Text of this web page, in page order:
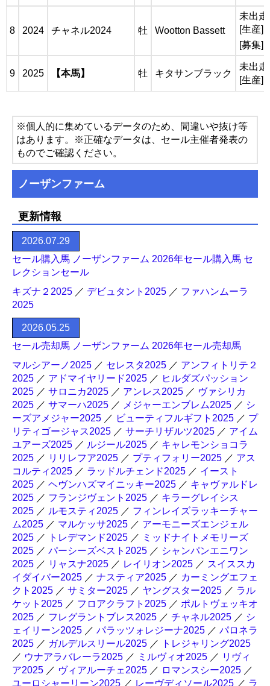
8 2024 チャネル2024 牡 Wootton Bassett
未出走
[生産]
[募集]
9 2025 【本馬】 牡 キタサンブラック
未出走
[生産]
※個人的に集めているデータのため、間違いや抜け等
はあります。※正確なデータは、セール主催者発表の
ものでご確認ください。
ノーザンファーム
更新情報
2026.07.29
セール購入馬 ノーザンファーム 2026年セール購入馬 セ
レクションセール
キズナ２2025 ／ デビュタント2025 ／ ファハンムーラ
2025
2026.05.25
セール売却馬 ノーザンファーム 2026年セール売却馬
マルシアーノ2025 ／ セレスタ2025 ／ アンフィトリテ２
2025 ／ アドマイヤリード2025 ／ ヒルダズパッション
2025 ／ サロニカ2025 ／ アンレス2025 ／ ヴァシリカ
2025 ／ サマーハ2025 ／ メジャーエンブレム2025 ／ シ
ーズアメジャー2025 ／ ビューティフルギフト2025 ／ プ
リティゴージャス2025 ／ サーチリザルツ2025 ／ アイム
ユアーズ2025 ／ ルジール2025 ／ キャレモンショコラ
2025 ／ リリレフア2025 ／ プティフォリー2025 ／ アス
コルティ2025 ／ ラッドルチェンド2025 ／ イースト
2025 ／ ヘヴンハズマイニッキー2025 ／ キャヴァルドレ
2025 ／ フランジヴェント2025 ／ キラーグレイシス
2025 ／ ルモスティ2025 ／ フィンレイズラッキーチャー
ム2025 ／ マルケッサ2025 ／ アーモニーズエンジェル
2025 ／ トレデマンド2025 ／ ミッドナイトメモリーズ
2025 ／ パーシーズベスト2025 ／ シャンパンエニワン
2025 ／ リャスナ2025 ／ レイリオン2025 ／ スイススカ
イダイバー2025 ／ ナスティア2025 ／ カーミングエフェ
クト2025 ／ サミター2025 ／ ヤングスター2025 ／ ラル
ケット2025 ／ フロアクラフト2025 ／ ポルトヴェッキオ
2025 ／ フレグラントブレス2025 ／ チャネル2025 ／ シ
ェイリーン2025 ／ パラッツォレジーナ2025 ／ パロネラ
2025 ／ ガルデルスリール2025 ／
トレジャリング2025
／ ウナアラバレーラ2025 ／ ミルヴィオ2025 ／ リヴィ
ア2025 ／ ヴィアルーチェ2025 ／ ロマンスシー2025 ／
ユーロシャーリーン2025 ／ レーヴディソール2025 ／ ラ